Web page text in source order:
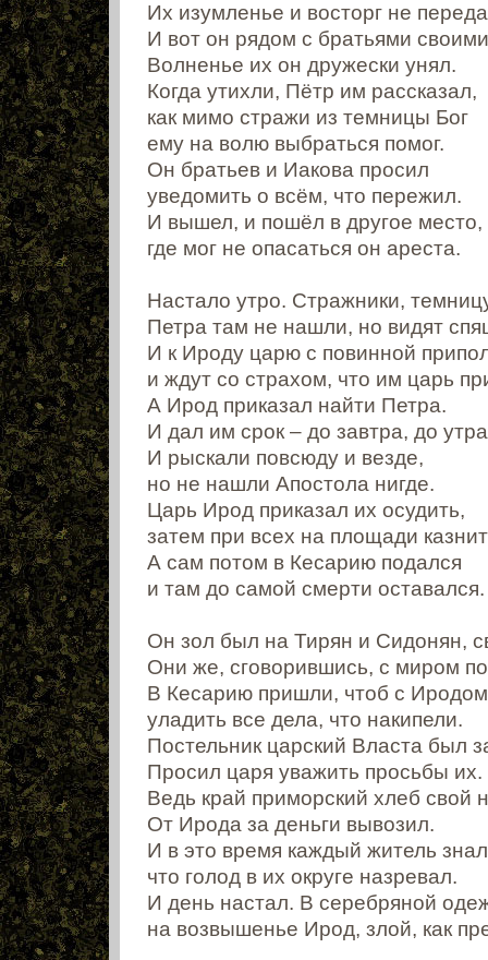
Их изумленье и восторг не
И вот он рядом с братьями
Волненье их он дружески унял.
Когда утихли, Пётр им рассказал,
как мимо стражи из темницы Бог
ему на волю выбраться помог.
Он братьев и Иакова просил
уведомить о всём, что пережил.
И вышел, и пошёл в другое место,
где мог не опасаться он ареста.
Настало утро. Стражники,
Петра там не нашли, но видят
И к Ироду царю с повинной
и ждут со страхом, что им царь
А Ирод приказал найти Петра.
И дал им срок – до завтра, до
И рыскали повсюду и везде,
но не нашли Апостола нигде.
Царь Ирод приказал их осудить,
затем при всех на площади
А сам потом в Кесарию подался
и там до самой смерти оставался.
Он зол был на Тирян и Сидонян,
Они же, сговорившись, с миром
В Кесарию пришли, чтоб с
уладить все дела, что накипели.
Постельник царский Власта был
Просил царя уважить просьбы их.
Ведь край приморский хлеб свой
От Ирода за деньги вывозил.
И в это время каждый житель
что голод в их округе назревал.
И день настал. В серебряной
на возвышенье Ирод, злой, как